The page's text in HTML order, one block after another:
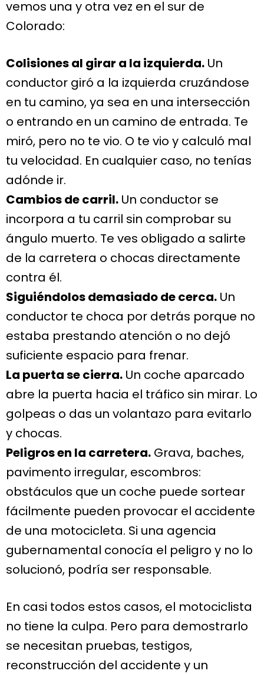
vemos una y otra vez en el sur de
Colorado:
Colisiones al girar a la izquierda. Un
conductor giró a la izquierda cruzándose
en tu camino, ya sea en una intersección
o entrando en un camino de entrada. Te
miró, pero no te vio. O te vio y calculó mal
tu velocidad. En cualquier caso, no tenías
adónde ir.
Cambios de carril. Un conductor se
incorpora a tu carril sin comprobar su
ángulo muerto. Te ves obligado a salirte
de la carretera o chocas directamente
contra él.
Siguiéndolos demasiado de cerca. Un
conductor te choca por detrás porque no
estaba prestando atención o no dejó
suficiente espacio para frenar.
La puerta se cierra. Un coche aparcado
abre la puerta hacia el tráfico sin mirar. Lo
golpeas o das un volantazo para evitarlo
y chocas.
Peligros en la carretera. Grava, baches,
pavimento irregular, escombros:
obstáculos que un coche puede sortear
fácilmente pueden provocar el accidente
de una motocicleta. Si una agencia
gubernamental conocía el peligro y no lo
solucionó, podría ser responsable.
En casi todos estos casos, el motociclista
no tiene la culpa. Pero para demostrarlo
se necesitan pruebas, testigos,
reconstrucción del accidente y un